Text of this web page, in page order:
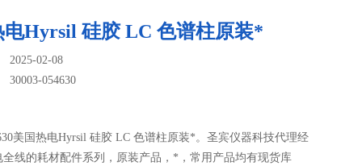
电Hyrsil 硅胶 LC 色谱柱原装*
2025-02-08
30003-054630
美国热电Hyrsil 硅胶 LC 色谱柱原装*。圣宾仪器科技代理经
全线的耗材配件系列，原装产品，*，常用产品均有现货库